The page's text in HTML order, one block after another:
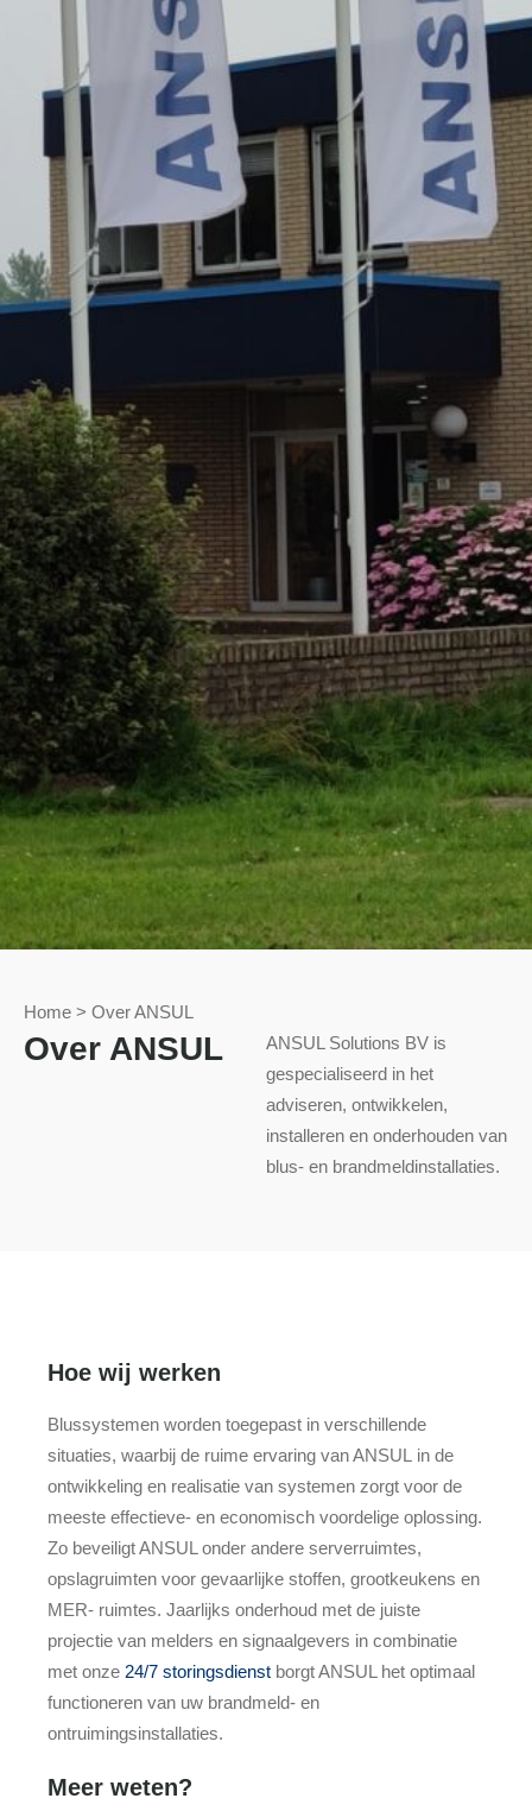
Home > Over ANSUL
Over ANSUL
ANSUL Solutions BV is
gespecialiseerd in het
adviseren, ontwikkelen,
installeren en onderhouden van
blus- en brandmeldinstallaties.
Hoe wij werken
Blussystemen worden toegepast in verschillende
situaties, waarbij de ruime ervaring van ANSUL in de
ontwikkeling en realisatie van systemen zorgt voor de
meeste effectieve- en economisch voordelige oplossing.
Zo beveiligt ANSUL onder andere serverruimtes,
opslagruimten voor gevaarlijke stoffen, grootkeukens en
MER- ruimtes. Jaarlijks onderhoud met de juiste
projectie van melders en signaalgevers in combinatie
met onze 24/7 storingsdienst borgt ANSUL het optimaal
functioneren van uw brandmeld- en
ontruimingsinstallaties.
Meer weten?